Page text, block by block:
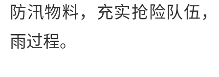
防汛物料，充实抢险队伍
雨过程。